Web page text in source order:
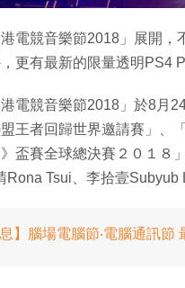
港電競音樂節2018」展開
更有最新的限量透明PS4
港電競音樂節2018」於8月
王者回歸世界邀請賽」、
》盃賽全球總決賽２０１
Rona Tsui、李拾壹Subyub
息】腦場電腦節‧電腦通訊